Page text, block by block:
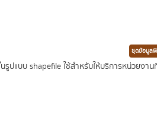
ชุดข้อมูลพื
ปแบบ shapefile ใช้สำหรับให้บริการหน่วยงาน